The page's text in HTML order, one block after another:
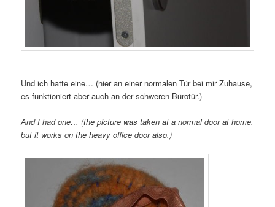
Und ich hatte eine… (hier an einer normalen Tür bei mir Zuhause,
es funktioniert aber auch an der schweren Bürotür.)
And I had one… (the picture was taken at a normal door at home,
but it works on the heavy office door also.)